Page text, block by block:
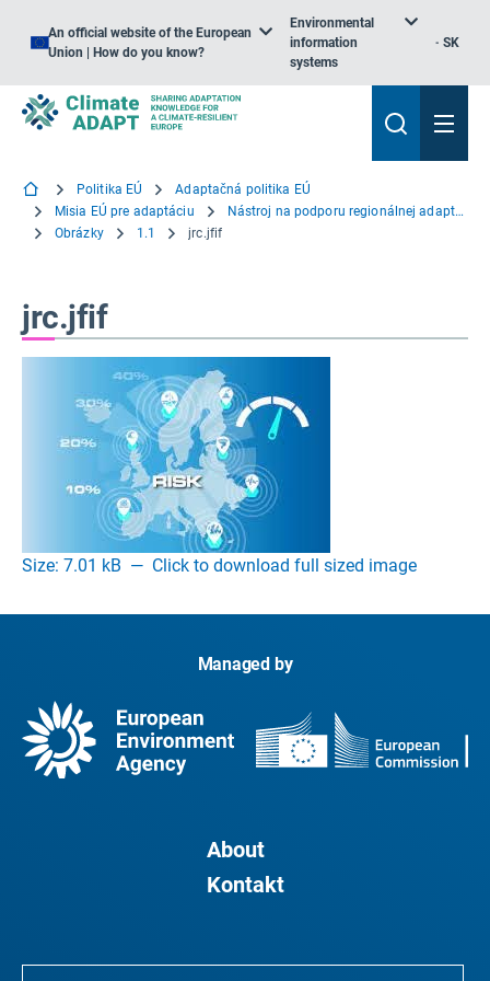
An official website of the European
Union | How do you know?
Environmental
information
systems
SK
Politika EÚ
Adaptačná politika EÚ
Misia EÚ pre adaptáciu
Nástroj na podporu regionálnej adaptácie
Obrázky
1.1 jrc.jfif
jrc.jfif
Size: 7.01 kB — Click to download full sized image
Managed by
About
Kontakt